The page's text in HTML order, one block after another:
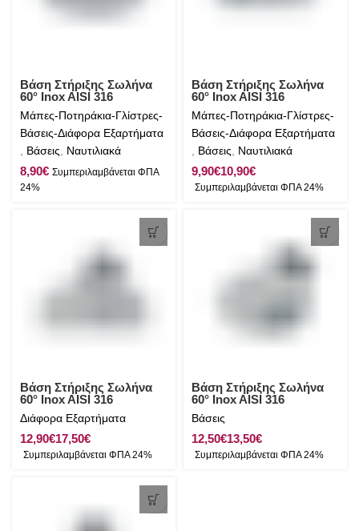
Βάση Στήριξης Σωλήνα
60° Inox AISI 316
Μάπες-Ποτηράκια-Γλίστρες-
Βάσεις-Διάφορα Εξαρτήματα
Βάσεις Ναυτιλιακά
€
Βάση Στήριξης Σωλήνα
60° Inox AISI 316
Μάπες-Ποτηράκια-Γλίστρες-
Βάσεις-Διάφορα Εξαρτήματα
Βάσεις Ναυτιλιακά
€ €
Βάση Στήριξης Σωλήνα
60° Inox AISI 316
Διάφορα Εξαρτήματα
€ €
Βάση Στήριξης Σωλήνα
60° Inox AISI 316
Βάσεις
€ €